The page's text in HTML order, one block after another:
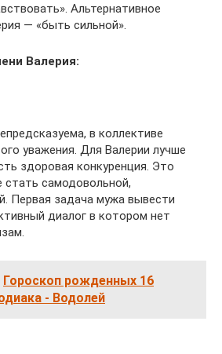
Альтернативное
— «быть сильной».
Валерия:
в коллективе
уважения. Для Валерии лучше
здоровая конкуренция. Это
стать самодовольной,
Первая задача мужа вывести
диалог в котором нет
Гороскоп рожденных 16
- Водолей